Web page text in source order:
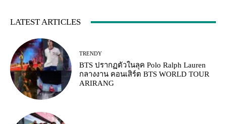
LATEST ARTICLES
TRENDY
BTS ปรากฏตัวในลุค Polo Ralph Lauren
กลางงาน คอนเสิร์ต BTS WORLD TOUR
ARIRANG